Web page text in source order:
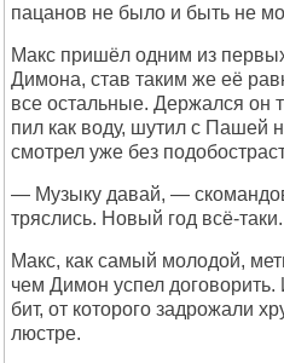
пацанов не было и быть не
Макс пришёл одним из
Димона, став таким же её
все остальные. Держался он
пил как воду, шутил с Пашей
смотрел уже без
— Музыку давай, —
тряслись. Новый год всё-таки.
Макс, как самый молодой,
чем Димон успел договорить.
бит, от которого задрожали
люстре.